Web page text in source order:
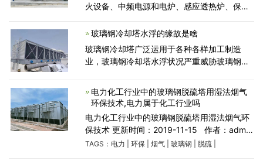
火设备、中频电源和电炉、感应透热炉、保温
循环水的冷却。3、大型电机、柴油机、整流
设备、电焊设
玻璃钢冷却塔水浮的缘故是啥
玻璃钢冷却塔广泛运用于各种各样加工制造
业，玻璃钢冷却塔水浮状况严重威胁玻璃钢冷
能，玻璃钢冷却塔水浮是工作状况欠佳的潜在
性标示。 玻璃钢冷
电力化工行业中的玻璃钢脱硫塔用湿法烟气
环保技术,电力属于化工行业吗
电力化工行业中的玻璃钢脱硫塔用湿法烟气环
保技术 更新时间：2019-11-15 作者：admin
人气：360 玻璃钢脱硫塔摩阻小、节约水资
TAGS： 电力 环保| 烟气| 玻璃钢 脱硫|